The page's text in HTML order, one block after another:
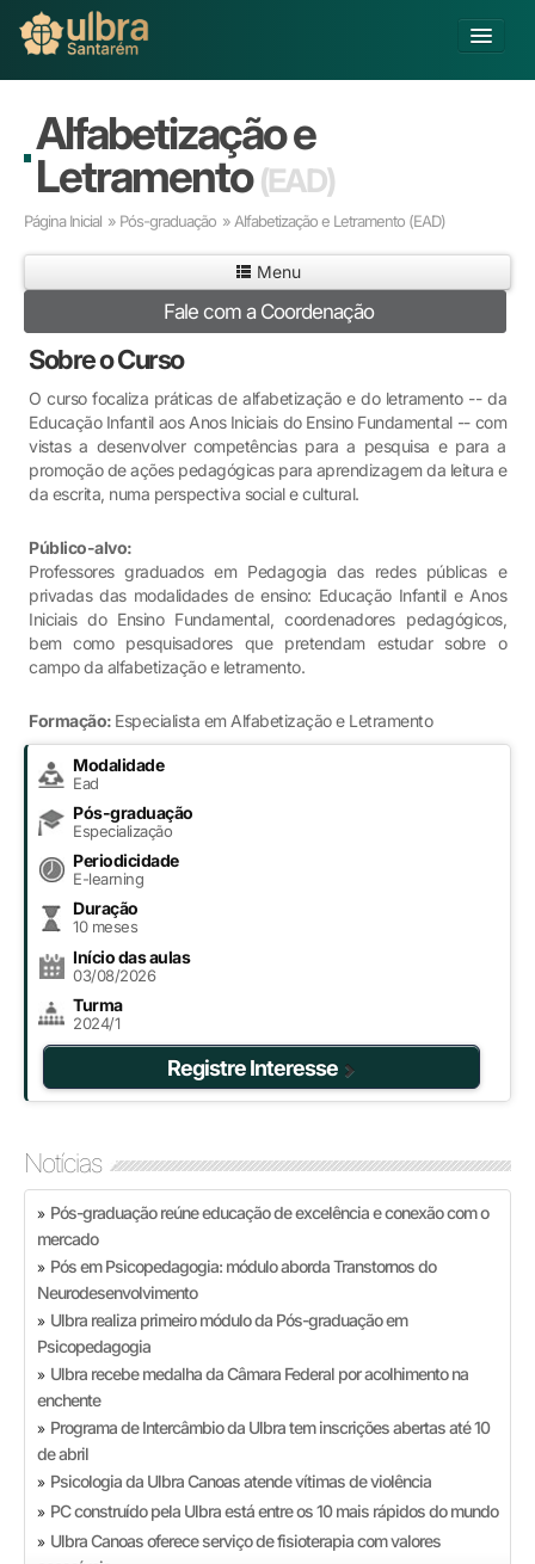
Buscar
Já sou Aluno
Matricule-se
Ensino Básico
Pós-graduação
Educação a Distância
Pesquisa
Extensão
Infraestrutura e Serviços
Inovação
Alfabetização e
Letramento(EAD)
Página Inicial » Pós-graduação » Alfabetização e Letramento (EAD)
Menu
Fale com a Coordenação
Sobre o Curso
O curso focaliza práticas de alfabetização e do letramento -- da
Educação Infantil aos Anos Iniciais do Ensino Fundamental -- com
vistas a desenvolver competências para a pesquisa e para a
promoção de ações pedagógicas para aprendizagem da leitura e
da escrita, numa perspectiva social e cultural.
Público-alvo:
Professores graduados em Pedagogia das redes públicas e
privadas das modalidades de ensino: Educação Infantil e Anos
Iniciais do Ensino Fundamental, coordenadores pedagógicos,
bem como pesquisadores que pretendam estudar sobre o
campo da alfabetização e letramento.
Formação: Especialista em Alfabetização e Letramento
Modalidade
Ead
Pós-graduação
Especialização
Periodicidade
E-learning
Duração
10 meses
Início das aulas
03/08/2026
Turma
2024/1
Registre Interesse
Notícias
» Pós-graduação reúne educação de excelência e conexão com o
mercado
» Pós em Psicopedagogia: módulo aborda Transtornos do
Neurodesenvolvimento
» Ulbra realiza primeiro módulo da Pós-graduação em
Psicopedagogia
» Ulbra recebe medalha da Câmara Federal por acolhimento na
enchente
» Programa de Intercâmbio da Ulbra tem inscrições abertas até 10
de abril
» Psicologia da Ulbra Canoas atende vítimas de violência
» PC construído pela Ulbra está entre os 10 mais rápidos do mundo
» Ulbra Canoas oferece serviço de fisioterapia com valores